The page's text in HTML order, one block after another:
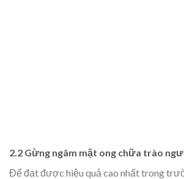
2.2 Gừng ngâm mật ong chữa trào
Để đạt được hiệu quả cao nhất trong